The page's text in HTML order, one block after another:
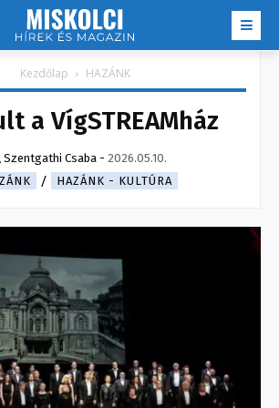
Kezdőlap HAZÁNK
a VígSTREAMház
Szentgathi Csaba - 2026.05.10.
HAZÁNK - KULTÚRA